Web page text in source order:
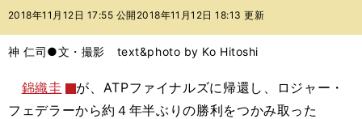
バ
2018年11月12日 17:55 公開 2018年11月12日 18:13 更新
神 仁司●文・撮影 text&photo by Ko Hitoshi
錦織圭
が、ATPファイナルズに帰還し、ロジャー・
フェデラーから約４年半ぶりの勝利をつかみ取った